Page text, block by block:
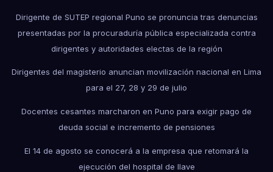
Dirigente de SUTEP regional Puno se pronuncia tras denuncias
presentadas por la procuraduría pública especializada contra
dirigentes y autoridades electas de la región
Dirigentes del magisterio anuncian movilización nacional en Lima
para el 27, 28 y 29 de julio
Docentes cesantes marcharon en Puno para exigir pago de
deuda social e incremento de pensiones
El 14 de agosto se conocerá a la empresa que retomará la
ejecución del hospital de Ilave